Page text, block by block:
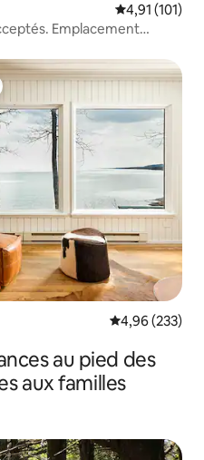
Évaluation
4,91 (101)
Emplacement
appréciés
Évaluation
4,96 (233)
au pied des
aux familles